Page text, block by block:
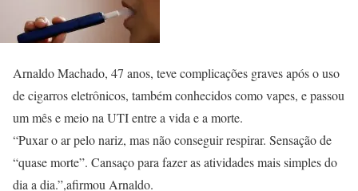
Arnaldo Machado, 47 anos, teve complicações graves após o uso
de cigarros eletrônicos, também conhecidos como vapes, e passou
um mês e meio na UTI entre a vida e a morte.
“Puxar o ar pelo nariz, mas não conseguir respirar. Sensação de
“quase morte”. Cansaço para fazer as atividades mais simples do
dia a dia.”,afirmou Arnaldo.